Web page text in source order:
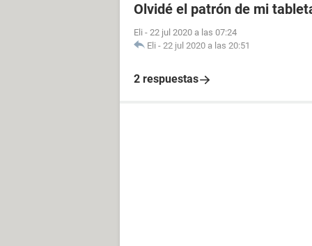
Olvidé el patrón de mi
Eli - 22 jul 2020 a las 07:24
Eli - 22 jul 2020 a las 20:51
2 respuestas